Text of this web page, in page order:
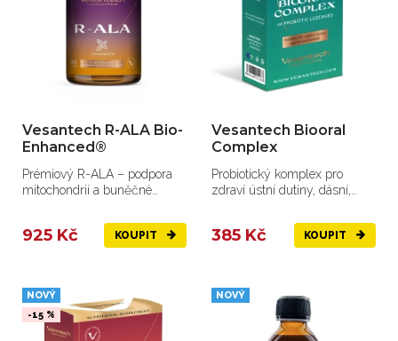
Vesantech R-ALA Bio-
Enhanced®
Prémiový R-ALA – podpora
mitochondrií a buněčné
925 Kč KOUPIT
Vesantech Biooral
Complex
Probiotický komplex pro
zdraví ústní dutiny, dásní,
385 Kč KOUPIT
NOVÝ
-15 %
NOVÝ